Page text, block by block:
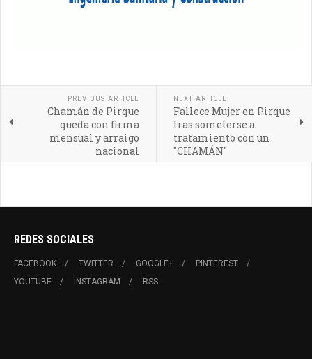
PREVIOUS ARTICLE
Chamán de Pirque
queda con firma
mensual y arraigo
nacional
NEXT ARTICLE
Fallece Mujer en Pirque
tras someterse a
tratamiento con un
"CHAMÁN"
REDES SOCIALES
FACEBOOK TWITTER GOOGLE+
PINTEREST
YOUTUBE
INSTAGRAM RSS